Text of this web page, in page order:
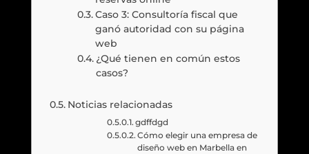
Caso 3: Consultoría fiscal que
ganó autoridad con su página
web
¿Qué tienen en común estos
casos?
Noticias relacionadas
gdffdgd
Cómo elegir una empresa de
diseño web en Marbella en